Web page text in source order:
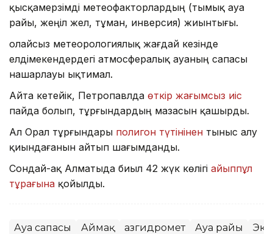
қысқамерзімді метеофакторлардың (тымық ауа
райы, жеңіл жел, тұман, инверсия) жиынтығы.
Қолайсыз метеорологиялық жағдай кезінде
елдімекендердегі атмосфералық ауаның сапасы
нашарлауы ықтимал.
Айта кетейік, Петропавлда өткір жағымсыз иіс
пайда болып, тұрғындардың мазасын қашырды.
Ал Орал тұрғындары полигон түтінінен тыныс алу
қиындағанын айтып шағымданды.
Сондай-ақ Алматыда биыл 42 жүк көлігі айыппұл
тұрағына қойылды.
Ауа сапасы Аймақ Қазгидромет Ауа райы